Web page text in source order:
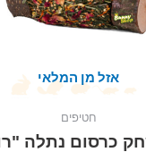
אזל מן המלאי
חטיפים
כרסום נתלה